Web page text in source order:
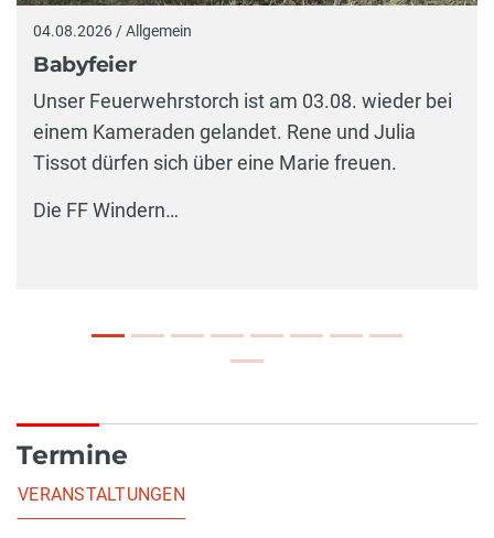
04.08.2026 / Allgemein
Babyfeier
Unser Feuerwehrstorch ist am 03.08. wieder bei
einem Kameraden gelandet. Rene und Julia
Tissot dürfen sich über eine Marie freuen.
Die FF Windern…
Termine
VERANSTALTUNGEN